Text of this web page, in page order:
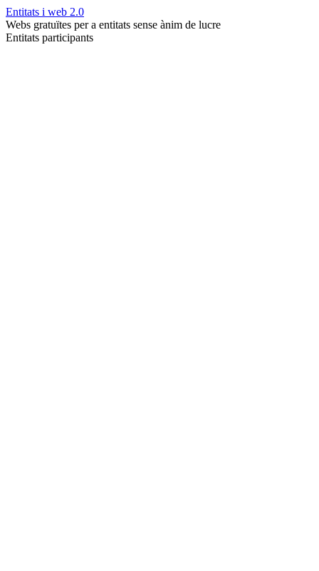
Entitats i web 2.0
Webs gratuïtes per a entitats sense ànim de lucre
Entitats participants